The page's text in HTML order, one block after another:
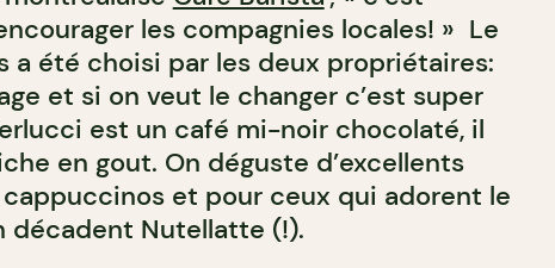
les compagnies locales! » Le
a été choisi par les deux propriétaires:
et si on veut le changer c’est super
est un café mi-noir chocolaté, il
en gout. On déguste d’excellents
cappuccinos et pour ceux qui adorent le
décadent Nutellatte (!).